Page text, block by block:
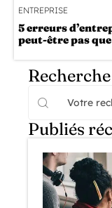
ENTREPRISE
5 erreurs
peut-être pas
Recherche
Publiés